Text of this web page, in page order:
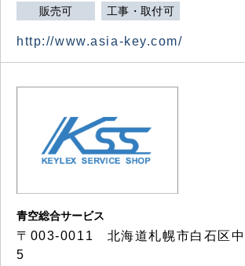
販売可 工事・取付可
http://www.asia-key.com/
青空総合サービス
〒003-0011 北海道札幌市白石区
5